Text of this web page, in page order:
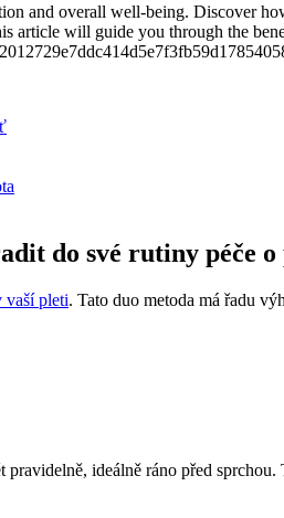
and overall well-being. Discover
article will guide you through the
do své rutiny péče
vaší pleti. Tato duo metoda má řadu
ideálně ráno před